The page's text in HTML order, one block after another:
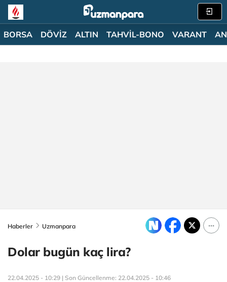
BORSA DÖVİZ ALTIN TAHVİL-BONO VARANT
Haberler Uzmanpara
Dolar bugün kaç lira?
22.04.2025 - 10:29 | Son Güncellenme: 22.04.2025 - 10:46